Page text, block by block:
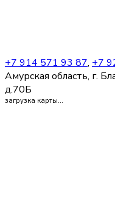
+7 914 571 93 87, +7
Амурская область, г.
д.70Б
загрузка карты...